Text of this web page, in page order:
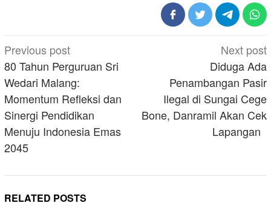
Post
navigation
Previous post
80 Tahun Perguruan Sri
Wedari Malang:
Momentum Refleksi dan
Sinergi Pendidikan
Menuju Indonesia Emas
2045
Next post
Diduga Ada
Penambangan Pasir
Ilegal di Sungai Cege
Bone, Danramil Akan Cek
Lapangan
RELATED POSTS